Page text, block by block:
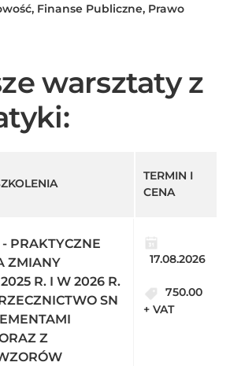
Finanse Publiczne, Prawo
warsztaty z
TERMIN I
CENA
PRAKTYCZNE
ZMIANY
R. I W 2026 R.
SN
Z
17.08.2026
750.00
+ VAT